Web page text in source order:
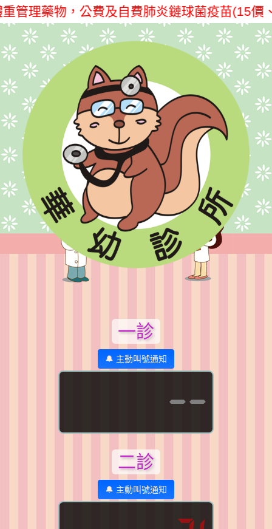
藥物，公費及自費肺炎鏈球菌疫苗(15價、
一診
🔔 主動叫號通知
--
二診
🔔 主動叫號通知